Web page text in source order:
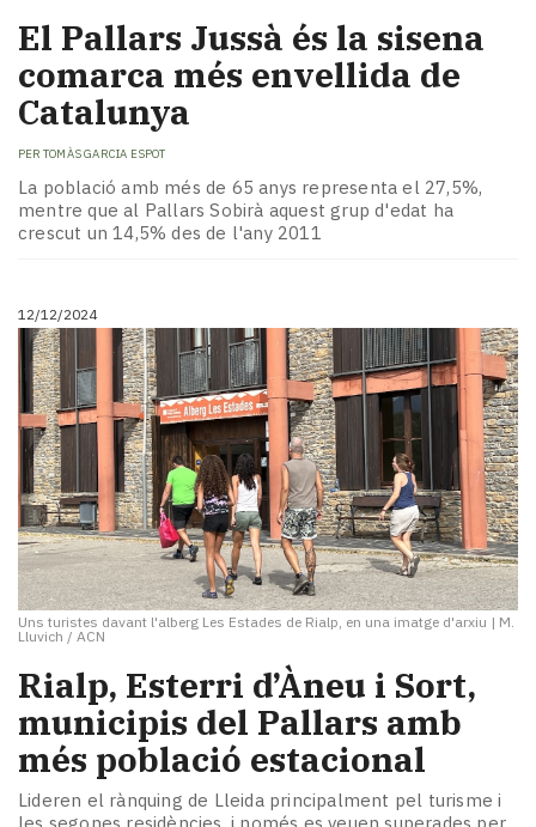
El Pallars Jussà és la sisena
comarca més envellida de
Catalunya
PER TOMÀS GARCIA ESPOT
La població amb més de 65 anys representa el 27,5%,
mentre que al Pallars Sobirà aquest grup d'edat ha
crescut un 14,5% des de l'any 2011
12/12/2024
Uns turistes davant l'alberg Les Estades de Rialp, en una imatge d'arxiu | M.
Lluvich / ACN
Rialp, Esterri d’Àneu i Sort,
municipis del Pallars amb
més població estacional
Lideren el rànquing de Lleida principalment pel turisme i